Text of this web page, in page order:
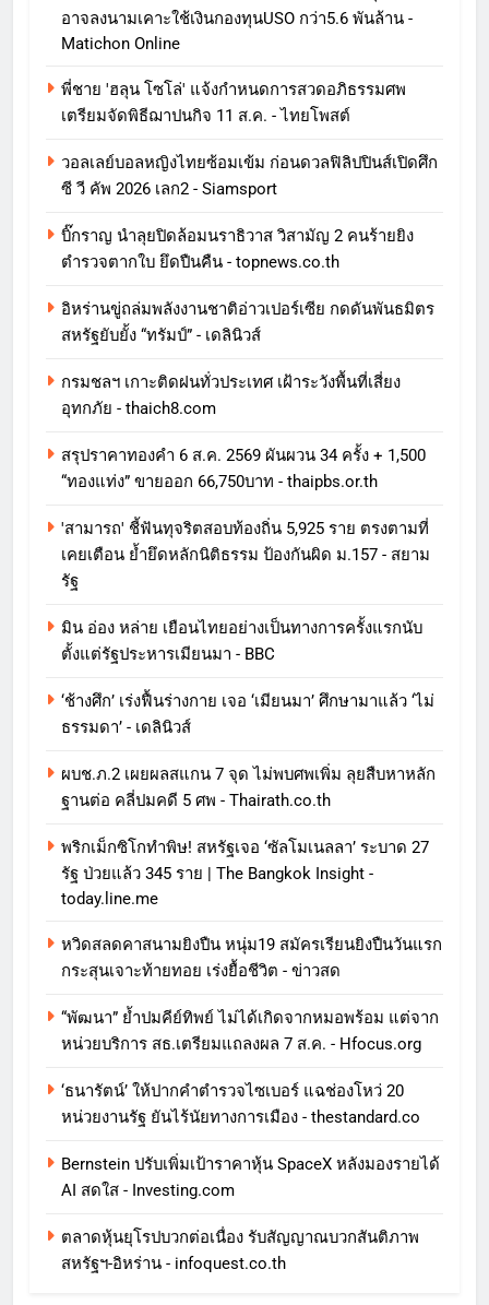
อาจลงนามเคาะใช้เงินกองทุนUSO กว่า5.6 พันล้าน -
Matichon Online
พี่ชาย 'ฮลุน โซโล่' แจ้งกำหนดการสวดอภิธรรมศพ
เตรียมจัดพิธีฌาปนกิจ 11 ส.ค. - ไทยโพสต์
วอลเลย์บอลหญิงไทยซ้อมเข้ม ก่อนดวลฟิลิปปินส์เปิดศึก
ซี วี คัพ 2026 เลก2 - Siamsport
บิ๊กราญ นำลุยปิดล้อมนราธิวาส วิสามัญ 2 คนร้ายยิง
ตำรวจตากใบ ยึดปืนคืน - topnews.co.th
อิหร่านขู่ถล่มพลังงานชาติอ่าวเปอร์เซีย กดดันพันธมิตร
สหรัฐยับยั้ง “ทรัมป์” - เดลินิวส์
กรมชลฯ เกาะติดฝนทั่วประเทศ เฝ้าระวังพื้นที่เสี่ยง
อุทกภัย - thaich8.com
สรุปราคาทองคำ 6 ส.ค. 2569 ผันผวน 34 ครั้ง + 1,500
“ทองแท่ง” ขายออก 66,750บาท - thaipbs.or.th
'สามารถ' ชี้ฟันทุจริตสอบท้องถิ่น 5,925 ราย ตรงตามที่
เคยเตือน ย้ำยึดหลักนิติธรรม ป้องกันผิด ม.157 - สยาม
รัฐ
มิน อ่อง หล่าย เยือนไทยอย่างเป็นทางการครั้งแรกนับ
ตั้งแต่รัฐประหารเมียนมา - BBC
‘ช้างศึก’ เร่งฟื้นร่างกาย เจอ ‘เมียนมา’ ศึกษามาแล้ว ‘ไม่
ธรรมดา’ - เดลินิวส์
ผบช.ภ.2 เผยผลสแกน 7 จุด ไม่พบศพเพิ่ม ลุยสืบหาหลัก
ฐานต่อ คลี่ปมคดี 5 ศพ - Thairath.co.th
พริกเม็กซิโกทำพิษ! สหรัฐเจอ ‘ซัลโมเนลลา’ ระบาด 27
รัฐ ป่วยแล้ว 345 ราย | The Bangkok Insight -
today.line.me
หวิดสลดคาสนามยิงปืน หนุ่ม19 สมัครเรียนยิงปืนวันแรก
กระสุนเจาะท้ายทอย เร่งยื้อชีวิต - ข่าวสด
“พัฒนา” ย้ำปมคีย์ทิพย์ ไม่ได้เกิดจากหมอพร้อม แต่จาก
หน่วยบริการ สธ.เตรียมแถลงผล 7 ส.ค. - Hfocus.org
‘ธนารัตน์’ ให้ปากคำตำรวจไซเบอร์ แฉช่องโหว่ 20
หน่วยงานรัฐ ยันไร้นัยทางการเมือง - thestandard.co
Bernstein ปรับเพิ่มเป้าราคาหุ้น SpaceX หลังมองรายได้
AI สดใส - Investing.com
ตลาดหุ้นยุโรปบวกต่อเนื่อง รับสัญญาณบวกสันติภาพ
สหรัฐฯ-อิหร่าน - infoquest.co.th